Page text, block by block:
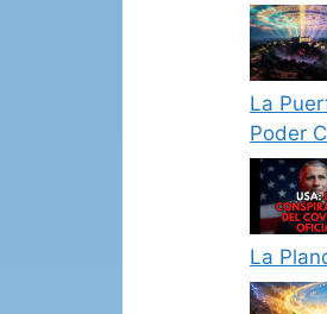
La
Poder
La